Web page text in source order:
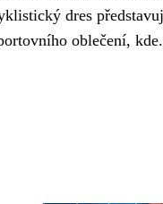
dres
oblečení,